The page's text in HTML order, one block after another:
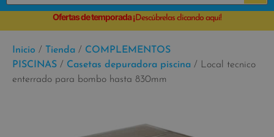
Ofertas de temporada¡Descúbrelas clicando aquí!
Inicio / Tienda / COMPLEMENTOS
PISCINAS / Casetas depuradora piscina / Local tecnico
enterrado para bombo hasta 830mm